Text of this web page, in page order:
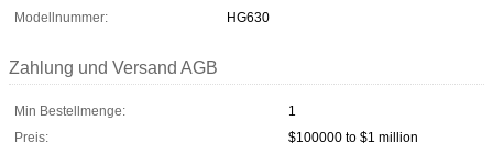
Modellnummer:
HG630
Zahlung und Versand AGB
Min Bestellmenge:
1
Preis:
$100000 to $1 million